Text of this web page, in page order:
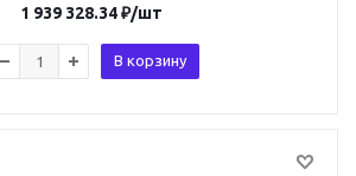
1 939 328.34₽/шт
В корзину